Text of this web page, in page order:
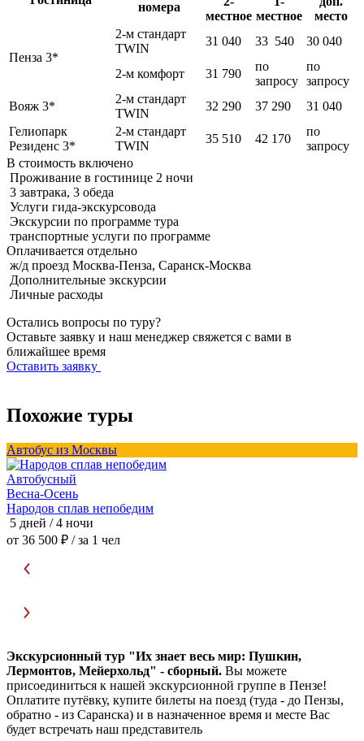
номера
местное местное
место
Пенза 3*
2-м стандарт
TWIN
31 040 33 540 30 040
2-м комфорт 31 790
по
запросу
по
запросу
Вояж 3*
2-м стандарт
TWIN
32 290 37 290
31 040
Гелиопарк
Резиденс 3*
2-м стандарт
TWIN
35 510 42 170
по
запросу
В стоимость включено
Проживание в гостинице 2 ночи
3 завтрака, 3 обеда
Услуги гида-экскурсовода
Экскурсии по программе тура
транспортные услуги по программе
Оплачивается отдельно
ж/д проезд Москва-Пенза, Саранск-Москва
Дополнительные экскурсии
Личные расходы
Остались вопросы по туру?
Оставьте заявку и наш менеджер свяжется с вами в
ближайшее время
Оставить заявку
Похожие туры
Автобус из Москвы
Автобусный
Весна-Осень
Народов сплав непобедим
5 дней / 4 ночи
от 36 500 ₽ / за 1 чел
Экскурсионный тур "Их знает весь мир: Пушкин,
Лермонтов, Мейерхольд" - сборный. Вы можете
присоединиться к нашей экскурсионной группе в Пензе!
Оплатите путёвку, купите билеты на поезд (туда - до Пензы,
обратно - из Саранска) и в назначенное время и месте Вас
будет встречать наш представитель